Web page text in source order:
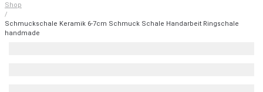
Shop
/
Schmuckschale Keramik 6-7cm Schmuck Schale Handarbeit Ringschale
handmade